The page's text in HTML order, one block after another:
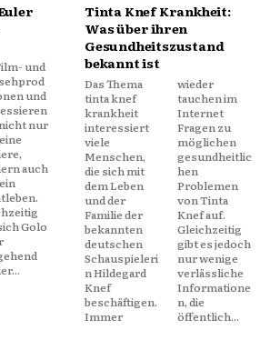
Tinta Knef Krankheit:
Was über ihren
Gesundheitszustand
bekannt ist
Das Thema
tinta knef
krankheit
interessiert
viele
Menschen,
die sich mit
dem Leben
und der
Familie der
bekannten
deutschen
Schauspieleri
n Hildegard
Knef
beschäftigen.
Immer
wieder
tauchen im
Internet
Fragen zu
möglichen
gesundheitlic
hen
Problemen
von Tinta
Knef auf.
Gleichzeitig
gibt es jedoch
nur wenige
verlässliche
Informatione
n, die
öffentlich...